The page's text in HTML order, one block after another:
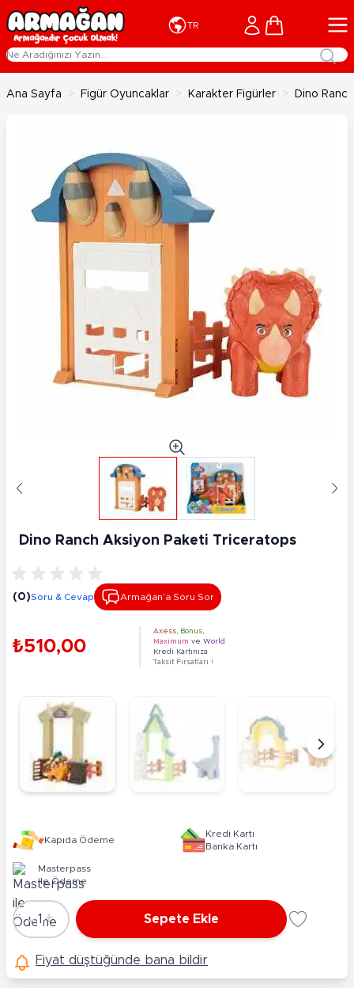
İçeriğe geç
TR Cart
Ana Sayfa > Figür Oyuncaklar > Karakter Figürler > Dino
Dino Ranch Aksiyon Paketi Triceratops
(0)Soru & Cevap Armağan’a Soru Sor
₺510,00
Axess Bonus
Maximum ve World
Kredi Kartınıza
Taksit Fırsatları !
Kapıda Ödeme
Kredi Kartı
Banka Kartı
Masterpass
ile Ödeme
Adet
-1 + Sepete Ekle
Fiyat düştüğünde bana bildir